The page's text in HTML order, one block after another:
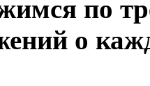
по
о